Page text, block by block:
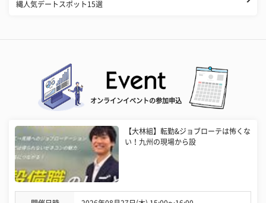
縄人気デートスポット15選
オンラインイベントの参加申込
【大林組】転勤&ジョブローテは怖くな
い！九州の現場から設